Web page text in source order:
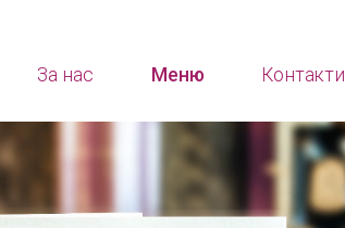
За нас Меню Контакти